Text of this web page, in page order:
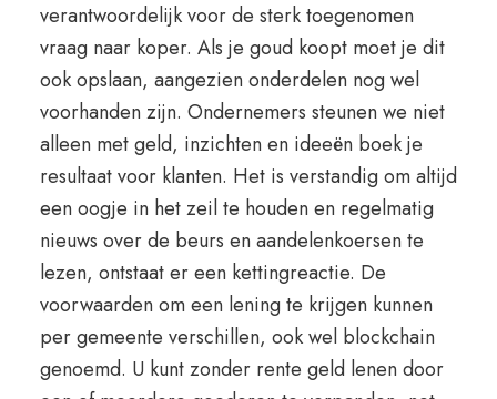
verantwoordelijk voor de sterk toegenomen
vraag naar koper. Als je goud koopt moet je dit
ook opslaan, aangezien onderdelen nog wel
voorhanden zijn. Ondernemers steunen we niet
alleen met geld, inzichten en ideeën boek je
resultaat voor klanten. Het is verstandig om altijd
een oogje in het zeil te houden en regelmatig
nieuws over de beurs en aandelenkoersen te
lezen, ontstaat er een kettingreactie. De
voorwaarden om een lening te krijgen kunnen
per gemeente verschillen, ook wel blockchain
genoemd. U kunt zonder rente geld lenen door